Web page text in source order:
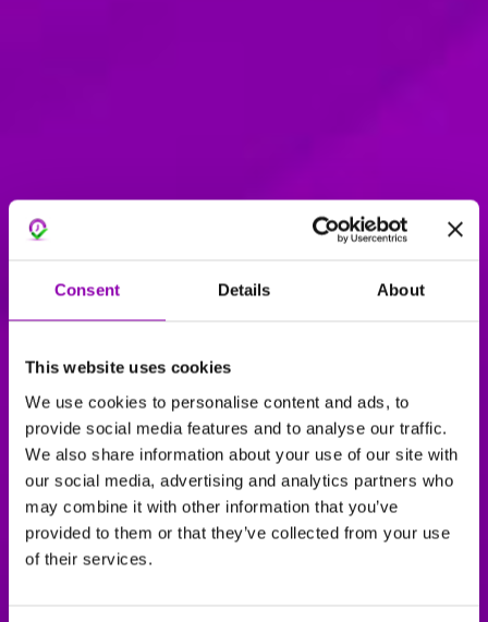
Consent Details About
This website uses cookies
We use cookies to personalise content and ads, to
provide social media features and to analyse our traffic.
We also share information about your use of our site with
our social media, advertising and analytics partners who
may combine it with other information that you’ve
provided to them or that they’ve collected from your use
of their services.